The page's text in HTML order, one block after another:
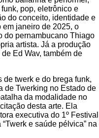
pop, eletrônico e
do conceito, identidade e
em janeiro de 2025, o
do pernambucano Thiago
artista. Já a produção
Ed Wav, também de
twerk e do brega funk,
de Twerking no Estado de
da modalidade no
desta arte. Ela
executiva do 1º Festival
e saúde pélvica” na